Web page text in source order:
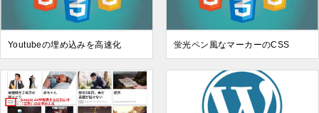
Youtubeの埋め込みを高速化 蛍光ペン風なマーカーのCSS